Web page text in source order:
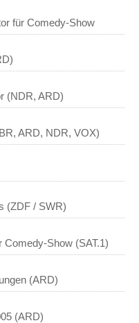
für Comedy-Show
(NDR, ARD)
ARD, NDR, VOX)
(ZDF / SWR)
Comedy-Show (SAT.1)
(ARD)
(ARD)